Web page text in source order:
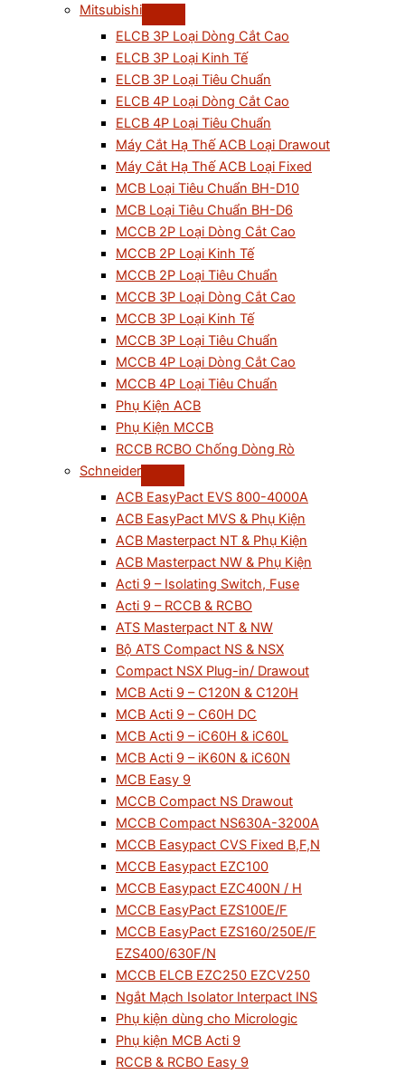
Mitsubishi
ELCB 3P Loại Dòng Cắt Cao
ELCB 3P Loại Kinh Tế
ELCB 3P Loại Tiêu Chuẩn
ELCB 4P Loại Dòng Cắt Cao
ELCB 4P Loại Tiêu Chuẩn
Máy Cắt Hạ Thế ACB Loại Drawout
Máy Cắt Hạ Thế ACB Loại Fixed
MCB Loại Tiêu Chuẩn BH-D10
MCB Loại Tiêu Chuẩn BH-D6
MCCB 2P Loại Dòng Cắt Cao
MCCB 2P Loại Kinh Tế
MCCB 2P Loại Tiêu Chuẩn
MCCB 3P Loại Dòng Cắt Cao
MCCB 3P Loại Kinh Tế
MCCB 3P Loại Tiêu Chuẩn
MCCB 4P Loại Dòng Cắt Cao
MCCB 4P Loại Tiêu Chuẩn
Phụ Kiện ACB
Phụ Kiện MCCB
RCCB RCBO Chống Dòng Rò
Schneider
ACB EasyPact EVS 800-4000A
ACB EasyPact MVS & Phụ Kiện
ACB Masterpact NT & Phụ Kiện
ACB Masterpact NW & Phụ Kiện
Acti 9 – Isolating Switch, Fuse
Acti 9 – RCCB & RCBO
ATS Masterpact NT & NW
Bộ ATS Compact NS & NSX
Compact NSX Plug-in/ Drawout
MCB Acti 9 – C120N & C120H
MCB Acti 9 – C60H DC
MCB Acti 9 – iC60H & iC60L
MCB Acti 9 – iK60N & iC60N
MCB Easy 9
MCCB Compact NS Drawout
MCCB Compact NS630A-3200A
MCCB Easypact CVS Fixed B,F,N
MCCB Easypact EZC100
MCCB Easypact EZC400N / H
MCCB EasyPact EZS100E/F
MCCB EasyPact EZS160/250E/F
EZS400/630F/N
MCCB ELCB EZC250 EZCV250
Ngắt Mạch Isolator Interpact INS
Phụ kiện dùng cho Micrologic
Phụ kiện MCB Acti 9
RCCB & RCBO Easy 9